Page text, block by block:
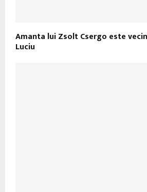
Amanta lui Zsolt Csergo este
Luciu